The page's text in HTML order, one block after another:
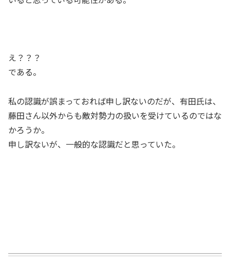
え？？？
である。
私の認識が誤まっておれば申し訳ないのだが、有田氏は、
藤田さん以外からも敵対勢力の扱いを受けているのではな
かろうか。
申し訳ないが、一般的な認識だと思っていた。